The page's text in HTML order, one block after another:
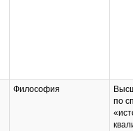
Философия
по